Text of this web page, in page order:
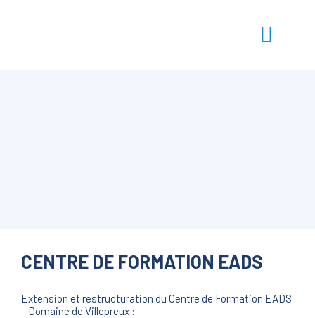
CENTRE DE FORMATION EADS
Extension et restructuration du Centre de Formation EADS
– Domaine de Villepreux :